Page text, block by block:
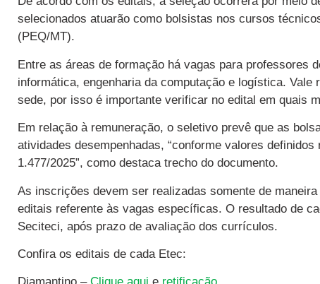
selecionados atuarão como bolsistas nos cursos
(PEQ/MT).
Entre as áreas de formação há vagas para professores
informática, engenharia da computação e logística.
sede, por isso é importante verificar no edital em quais
Em relação à remuneração, o seletivo prevê que as
atividades desempenhadas, “conforme valores
1.477/2025”, como destaca trecho do documento.
As inscrições devem ser realizadas somente de
editais referente às vagas específicas. O resultado de
Seciteci, após prazo de avaliação dos currículos.
Confira os editais de cada Etec: